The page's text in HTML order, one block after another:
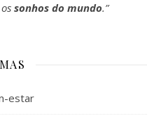
sonhos do mundo.”
estar